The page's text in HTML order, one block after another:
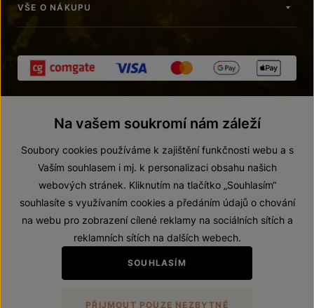
VŠE O NÁKUPU
© 2026 ZNOVÍN ZNOJMO, a. s.
Prohlášení o přístupnosti
Zákaz prodeje alkoholických nápojů osobám mladším 18 let.
Na vašem soukromí nám záleží
Soubory cookies používáme k zajištění funkčnosti webu a s
Vaším souhlasem i mj. k personalizaci obsahu našich
webových stránek. Kliknutím na tlačítko „Souhlasím“
souhlasíte s využívaním cookies a předáním údajů o chování
na webu pro zobrazení cílené reklamy na sociálních sítích a
reklamních sítích na dalších webech.
SOUHLASÍM
PŘIJMOUT POUZE NEZBYTNÉ